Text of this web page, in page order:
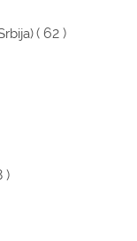
( 62 )
)